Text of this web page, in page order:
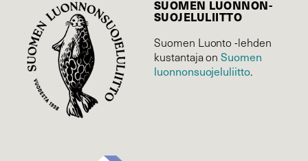
SUOMEN LUONNON­
SUOJELU­LIITTO
Suomen Luonto -lehden
kustantaja onSuomen
luonnonsuojelu­liitto.